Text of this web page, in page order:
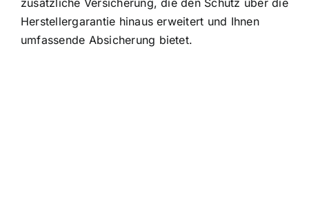
Herstellergarantie hinaus erweitert und Ihnen
umfassende Absicherung bietet.